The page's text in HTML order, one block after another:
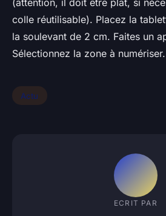
colle réutilisable). Placez la
la soulevant de 2 cm. Faites un
Sélectionnez la zone à numériser.
Actu
ECRIT PAR